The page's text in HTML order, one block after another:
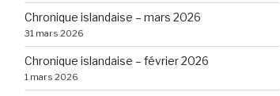
Chronique islandaise – mars 2026
31 mars 2026
Chronique islandaise – février 2026
1 mars 2026